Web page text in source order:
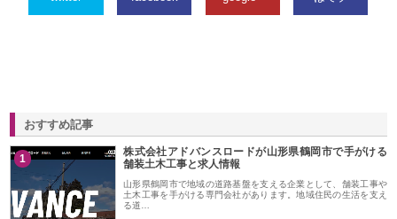
おすすめ記事
1
株式会社アドバンスロードが山形県鶴岡市で手がける
舗装土木工事と求人情報
山形県鶴岡市で地域の道路基盤を支える企業として、舗装工事や
土木工事を手がける専門会社があります。地域住民の生活を支え
る道…